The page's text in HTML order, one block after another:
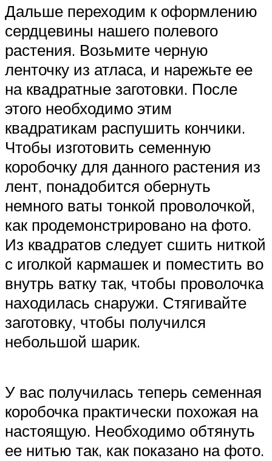
Дальше переходим к оформлению
сердцевины нашего полевого
растения. Возьмите черную
ленточку из атласа, и нарежьте ее
на квадратные заготовки. После
этого необходимо этим
квадратикам распушить кончики.
Чтобы изготовить семенную
коробочку для данного растения из
лент, понадобится обернуть
немного ваты тонкой проволочкой,
как продемонстрировано на фото.
Из квадратов следует сшить ниткой
с иголкой кармашек и поместить во
внутрь ватку так, чтобы проволочка
находилась снаружи. Стягивайте
заготовку, чтобы получился
небольшой шарик.
У вас получилась теперь семенная
коробочка практически похожая на
настоящую. Необходимо обтянуть
ее нитью так, как показано на фото.